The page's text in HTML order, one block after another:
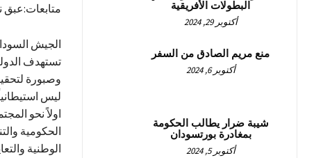
متابعات:عبق
الجيش
تستهدف
وصبورة
ليس
اولاً نحو
الحكومية
الوطنية
البطولات الأفريقية
أكتوبر 29, 2024
منع مريم الصادق من السفر
أكتوبر 6, 2024
شيبة ضرار يطالب الحكومة
بمغادرة بورتسودان
أكتوبر 5, 2024